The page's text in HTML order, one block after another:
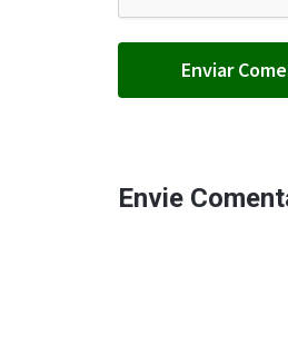
Envie